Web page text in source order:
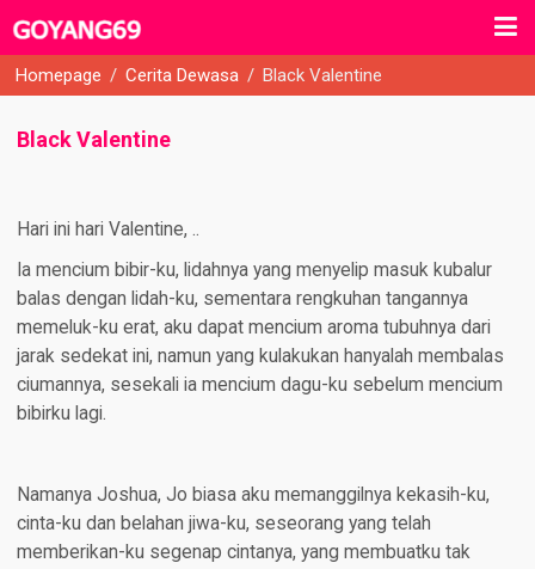
Homepage / Cerita Dewasa / Black Valentine
Black Valentine
Hari ini hari Valentine, ..
Ia mencium bibir-ku, lidahnya yang menyelip masuk kubalur
balas dengan lidah-ku, sementara rengkuhan tangannya
memeluk-ku erat, aku dapat mencium aroma tubuhnya dari
jarak sedekat ini, namun yang kulakukan hanyalah membalas
ciumannya, sesekali ia mencium dagu-ku sebelum mencium
bibirku lagi.
Namanya Joshua, Jo biasa aku memanggilnya kekasih-ku,
cinta-ku dan belahan jiwa-ku, seseorang yang telah
memberikan-ku segenap cintanya, yang membuatku tak